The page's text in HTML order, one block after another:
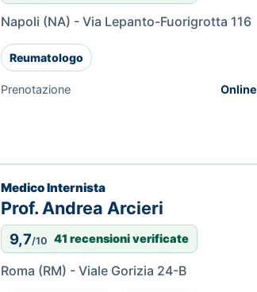
Napoli (NA) - Via Lepanto-Fuorigrotta 116
Reumatologo
Prenotazione Online
Medico Internista
Prof. Andrea Arcieri
9,7/10 41 recensioni verificate
Roma (RM) - Viale Gorizia 24-B